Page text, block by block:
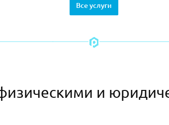
Все услуги
и